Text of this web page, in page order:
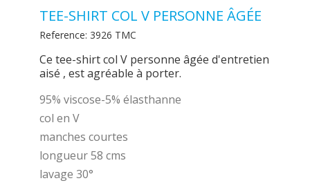
TEE-SHIRT COL V PERSONNE ÂGÉE
Reference: 3926 TMC
Ce tee-shirt col V personne âgée d'entretien
aisé , est agréable à porter.
95% viscose-5% élasthanne
col en V
manches courtes
longueur 58 cms
lavage 30°